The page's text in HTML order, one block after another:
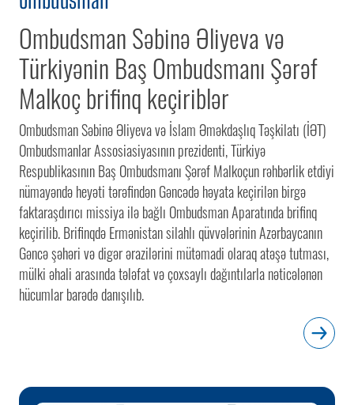
Ombudsman Səbinə Əliyeva və
Türkiyənin Baş Ombudsmanı Şərəf
Malkoç brifinq keçiriblər
Ombudsman Səbinə Əliyeva və İslam Əməkdaşlıq Təşkilatı (İƏT)
Ombudsmanlar Assosiasiyasının prezidenti, Türkiyə
Respublikasının Baş Ombudsmanı Şərəf Malkoçun rəhbərlik etdiyi
nümayəndə heyəti tərəfindən Gəncədə həyata keçirilən birgə
faktaraşdırıcı missiya ilə bağlı Ombudsman Aparatında brifinq
keçirilib. Brifinqdə Ermənistan silahlı qüvvələrinin Azərbaycanın
Gəncə şəhəri və digər ərazilərini mütəmadi olaraq atəşə tutması,
mülki əhali arasında tələfat və çoxsaylı dağıntılarla nəticələnən
hücumlar barədə danışılıb.